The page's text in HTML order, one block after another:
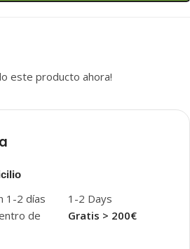
este producto ahora!
1-2 días
de
1-2 Days
Gratis > 200€